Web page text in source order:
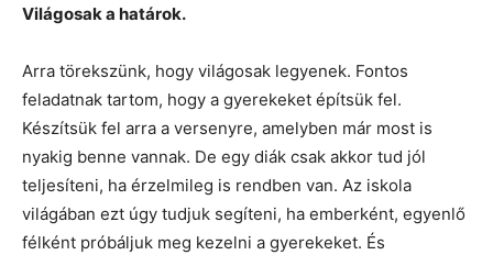
Világosak a határok.
Arra törekszünk, hogy világosak legyenek. Fontos
feladatnak tartom, hogy a gyerekeket építsük fel.
Készítsük fel arra a versenyre, amelyben már most is
nyakig benne vannak. De egy diák csak akkor tud jól
teljesíteni, ha érzelmileg is rendben van. Az iskola
világában ezt úgy tudjuk segíteni, ha emberként, egyenlő
félként próbáljuk meg kezelni a gyerekeket. És